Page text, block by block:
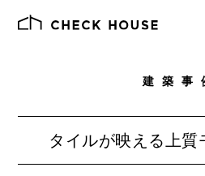
建築事
タイルが映える上質